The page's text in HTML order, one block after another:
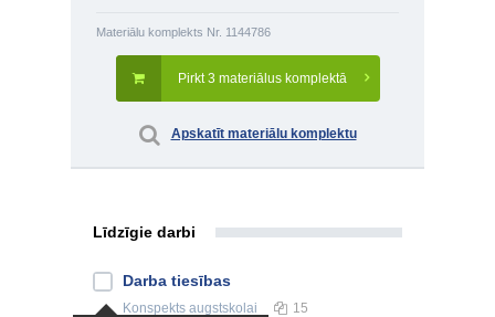
Materiālu komplekts Nr. 1144786
Pirkt 3 materiālus komplektā
Apskatīt materiālu komplektu
Līdzīgie darbi
Darba tiesības
Konspekts augstskolai 15